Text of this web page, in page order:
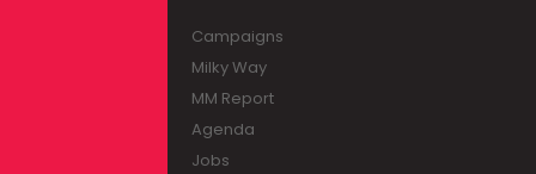
Campaigns
Milky Way
MM Report
Agenda
Jobs